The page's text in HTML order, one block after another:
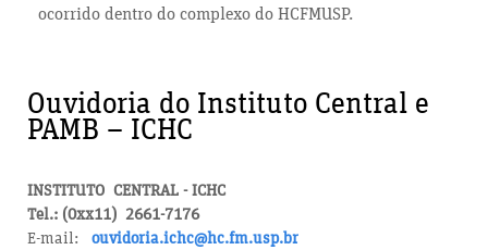
ocorrido dentro do complexo do HCFMUSP.
Ouvidoria do Instituto Central e
PAMB – ICHC
INSTITUTO CENTRAL - ICHC
Tel.: (0xx11) 2661-7176
E-mail: ouvidoria.ichc@hc.fm.usp.br